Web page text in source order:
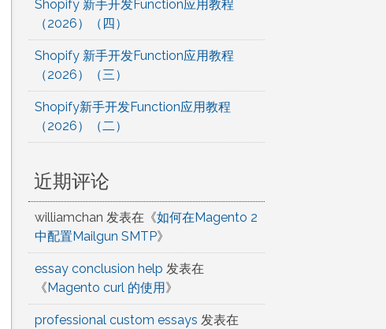
Shopify 新手开发Function应用教程
（2026）（四）
Shopify 新手开发Function应用教程
（2026）（三）
Shopify新手开发Function应用教程
（2026）（二）
近期评论
williamchan 发表在《如何在Magento 2
中配置Mailgun SMTP》
essay conclusion help 发表在
《Magento curl 的使用》
professional custom essays 发表在